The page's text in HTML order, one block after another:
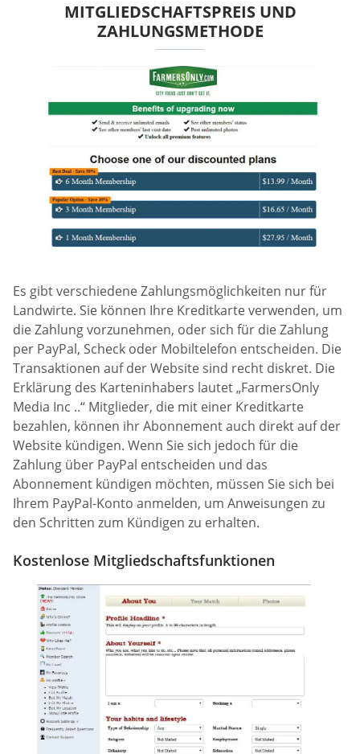
MITGLIEDSCHAFTSPREIS UND
ZAHLUNGSMETHODE
Es gibt verschiedene Zahlungsmöglichkeiten nur für
Landwirte. Sie können Ihre Kreditkarte verwenden, um
die Zahlung vorzunehmen, oder sich für die Zahlung
per PayPal, Scheck oder Mobiltelefon entscheiden. Die
Transaktionen auf der Website sind recht diskret. Die
Erklärung des Karteninhabers lautet „FarmersOnly
Media Inc ..“ Mitglieder, die mit einer Kreditkarte
bezahlen, können ihr Abonnement auch direkt auf der
Website kündigen. Wenn Sie sich jedoch für die
Zahlung über PayPal entscheiden und das
Abonnement kündigen möchten, müssen Sie sich bei
Ihrem PayPal-Konto anmelden, um Anweisungen zu
den Schritten zum Kündigen zu erhalten.
Kostenlose Mitgliedschaftsfunktionen